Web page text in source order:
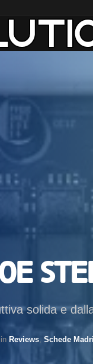
solida e
in Reviews Schede Madri